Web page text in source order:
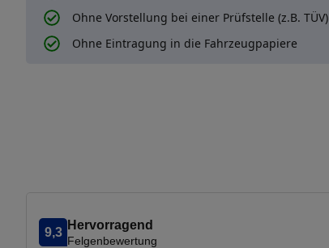
Ohne Vorstellung bei einer Prüfstelle (z.B. TÜV)
Ohne Eintragung in die Fahrzeugpapiere
9,3
Hervorragend
Felgenbewertung